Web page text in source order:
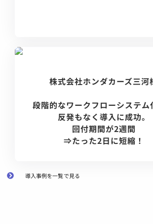
株式会社ホンダカーズ三河
段階的なワークフローシステム
反発もなく導入に成功。
回付期間が2週間
⇒たった2日に短縮！
導入事例を一覧で見る